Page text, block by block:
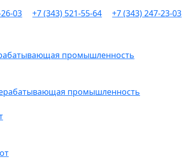
промышленность
03 +7 (343) 521-55-64 +7 (343) 247-23-03
промышленность